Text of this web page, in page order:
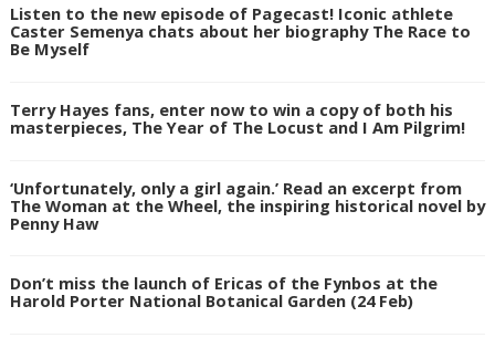
Listen to the new episode of Pagecast! Iconic athlete
Caster Semenya chats about her biography The Race to
Be Myself
Terry Hayes fans, enter now to win a copy of both his
masterpieces, The Year of The Locust and I Am Pilgrim!
‘Unfortunately, only a girl again.’ Read an excerpt from
The Woman at the Wheel, the inspiring historical novel by
Penny Haw
Don’t miss the launch of Ericas of the Fynbos at the
Harold Porter National Botanical Garden (24 Feb)